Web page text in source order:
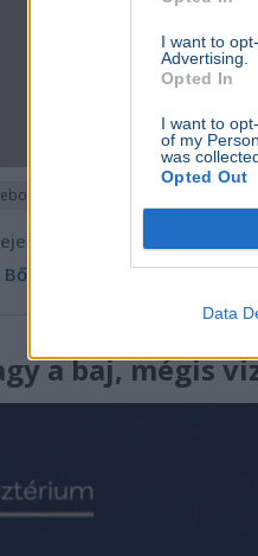
I want to
Advertising.
Opted In
I want to
of my
was
Opted Out
Data
arról írt, hogy
Bővebben...
a baj, mégis